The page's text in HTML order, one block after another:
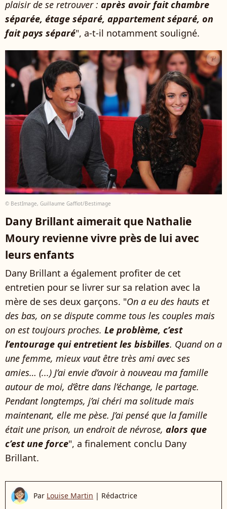
plaisir de se retrouver : après avoir fait chambre
séparée, étage séparé, appartement séparé, on
fait pays séparé", a-t-il notamment souligné.
© BestImage, Guillaume Gaffiot/Bestimage
Dany Brillant aimerait que Nathalie
Moury revienne vivre près de lui avec
leurs enfants
Dany Brillant a également profiter de cet
entretien pour se livrer sur sa relation avec la
mère de ses deux garçons. "On a eu des hauts et
des bas, on se dispute comme tous les couples mais
on est toujours proches. Le problème, c’est
l’entourage qui entretient les bisbilles. Quand on a
une femme, mieux vaut être très ami avec ses
amies… (...) J’ai envie d’avoir à nouveau ma famille
autour de moi, d’être dans l’échange, le partage.
Pendant longtemps, j’ai chéri ma solitude mais
maintenant, elle me pèse. J’ai pensé que la famille
était une prison, un endroit de névrose, alors que
c’est une force", a finalement conclu Dany
Brillant.
Par Louise Martin | Rédactrice